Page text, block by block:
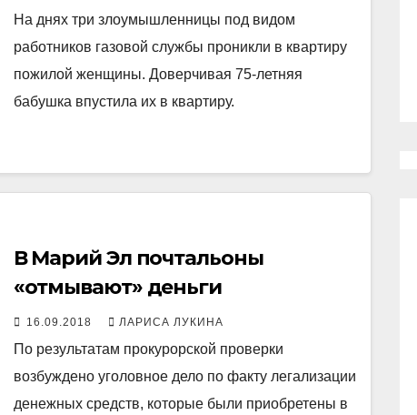
На днях три злоумышленницы под видом
работников газовой службы проникли в квартиру
пожилой женщины. Доверчивая 75-летняя
бабушка впустила их в квартиру.
В Марий Эл почтальоны
«отмывают» деньги
16.09.2018 ЛАРИСА ЛУКИНА
По результатам прокурорской проверки
возбуждено уголовное дело по факту легализации
денежных средств, которые были приобретены в